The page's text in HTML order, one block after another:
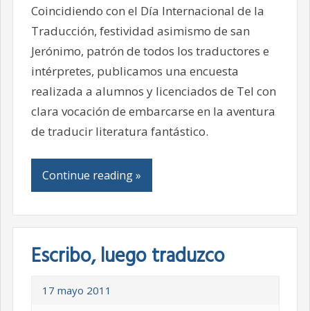
Coincidiendo con el Día Internacional de la
Traducción, festividad asimismo de san
Jerónimo, patrón de todos los traductores e
intérpretes, publicamos una encuesta
realizada a alumnos y licenciados de TeI con
clara vocación de embarcarse en la aventura
de traducir literatura fantástico.
Continue reading »
Escribo, luego traduzco
17 mayo 2011